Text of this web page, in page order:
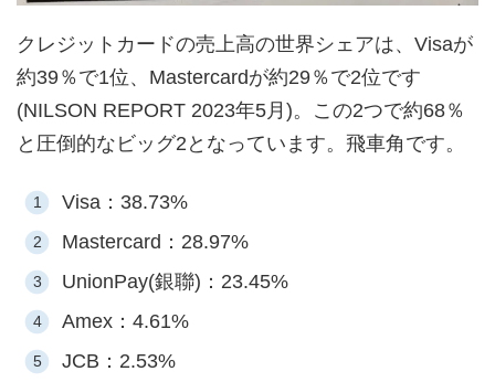
クレジットカードの売上高の世界シェアは、Visaが
約39％で1位、Mastercardが約29％で2位です
(NILSON REPORT 2023年5月)。この2つで約68％
と圧倒的なビッグ2となっています。飛車角です。
Visa：38.73%
Mastercard：28.97%
UnionPay(銀聯)：23.45%
Amex：4.61%
JCB：2.53%